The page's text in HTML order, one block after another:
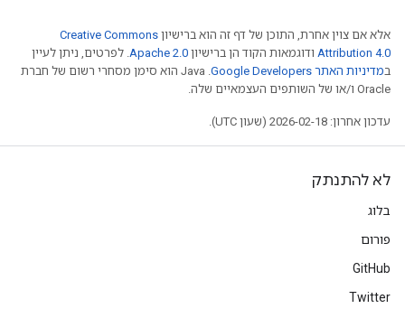
אלא אם צוין אחרת, התוכן של דף זה הוא ברישיון Creative Commons
Attribution 4.0 ודוגמאות הקוד הן ברישיון Apache 2.0. לפרטים, ניתן לעיין
במדיניות האתר Google Developers‏
.‏ Java הוא סימן מסחרי רשום של חברת
Oracle ו/או של השותפים העצמאיים שלה.
עדכון אחרון: 2026-02-18 (שעון UTC).
לא להתנתק
בלוג
פורום
GitHub
Twitter